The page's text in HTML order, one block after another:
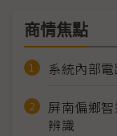
商情焦點
系統內部
屏南偏鄉
辨識